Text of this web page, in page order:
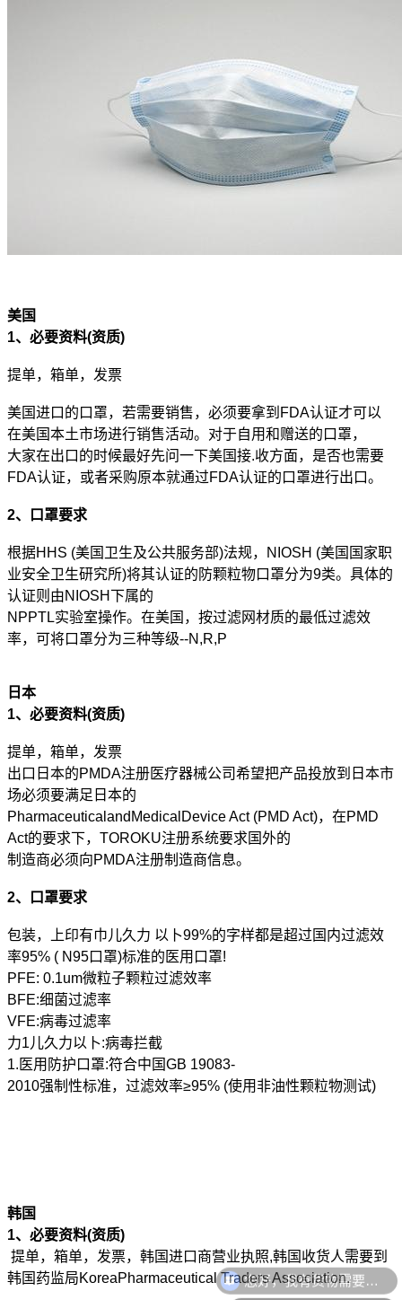
美国
1、必要资料(资质)
提单，箱单，发票
美国进口的口罩，若需要销售，必须要拿到FDA认证才可以
在美国本土市场进行销售活动。对于自用和赠送的口罩，
大家在出口的时候最好先问一下美国接.收方面，是否也需要
FDA认证，或者采购原本就通过FDA认证的口罩进行出口。
2、口罩要求
根据HHS (美国卫生及公共服务部)法规，NIOSH (美国国家职
业安全卫生研究所)将其认证的防颗粒物口罩分为9类。具体的
认证则由NIOSH下属的
NPPTL实验室操作。在美国，按过滤网材质的最低过滤效
率，可将口罩分为三种等级--N,R,P
日本
1、必要资料(资质)
提单，箱单，发票
出口日本的PMDA注册医疗器械公司希望把产品投放到日本市
场必须要满足日本的
PharmaceuticalandMedicalDevice Act (PMD Act)，在PMD
Act的要求下，TOROKU注册系统要求国外的
制造商必须向PMDA注册制造商信息。
2、口罩要求
包装，上印有巾儿久力 以卜99%的字样都是超过国内过滤效
率95% ( N95口罩)标准的医用口罩!
PFE: 0.1um微粒子颗粒过滤效率
BFE:细菌过滤率
VFE:病毒过滤率
力1儿久力以卜:病毒拦截
1.医用防护口罩:符合中国GB 19083-
2010强制性标准，过滤效率≥95% (使用非油性颗粒物测试)
韩国
1、必要资料(资质)
提单，箱单，发票，韩国进口商营业执照,韩国收货人需要到
韩国药监局KoreaPharmaceutical Traders Association.
您好，我有货物需要你们的产品。